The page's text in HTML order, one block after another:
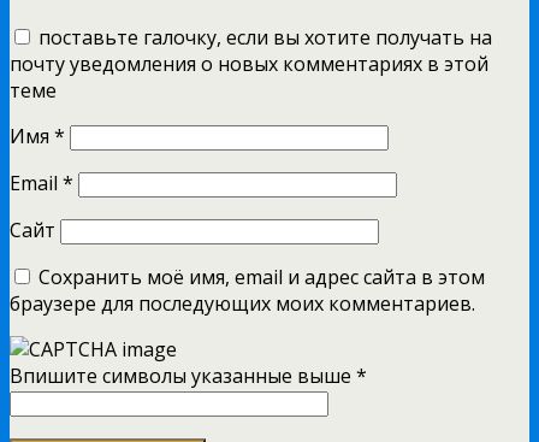
поставьте галочку, если вы хотите получать на
почту уведомления о новых комментариях в этой
теме
Имя *
Email *
Сайт
Сохранить моё имя, email и адрес сайта в этом
браузере для последующих моих комментариев.
Впишите символы указанные выше *